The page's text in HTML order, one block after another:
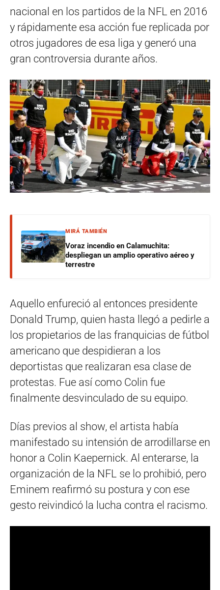
nacional en los partidos de la NFL en 2016
y rápidamente esa acción fue replicada por
otros jugadores de esa liga y generó una
gran controversia durante años.
MIRÁ TAMBIÉN
Voraz incendio en Calamuchita:
despliegan un amplio operativo aéreo y
terrestre
Aquello enfureció al entonces presidente
Donald Trump, quien hasta llegó a pedirle a
los propietarios de las franquicias de fútbol
americano que despidieran a los
deportistas que realizaran esa clase de
protestas. Fue así como Colin fue
finalmente desvinculado de su equipo.
Días previos al show, el artista había
manifestado su intensión de arrodillarse en
honor a Colin Kaepernick. Al enterarse, la
organización de la NFL se lo prohibió, pero
Eminem reafirmó su postura y con ese
gesto reivindicó la lucha contra el racismo.